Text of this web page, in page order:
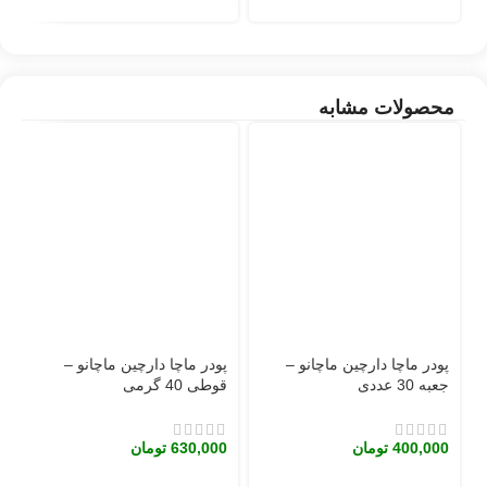
محصولات مشابه
پودر ماچا دارچین ماچانو –
جعبه 30 عددی
400,000 تومان
پودر ماچا دارچین ماچانو –
قوطی 40 گرمی
630,000 تومان